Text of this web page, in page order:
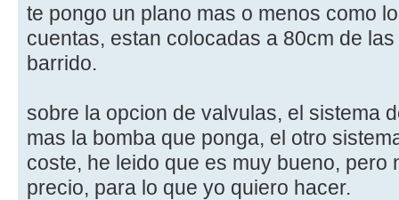
te pongo un plano mas o menos como
cuentas, estan colocadas a 80cm de
barrido.
sobre la opcion de valvulas, el sistema
mas la bomba que ponga, el otro
coste, he leido que es muy bueno, pero
precio, para lo que yo quiero hacer.